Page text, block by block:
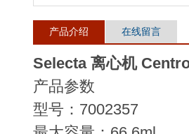
产品介绍 在线留言
Selecta 离心机
产品参数
型号：7002357